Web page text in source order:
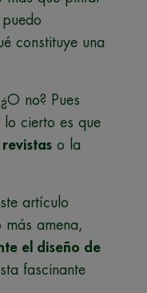
constituye una
no? Pues
cierto es que
o la
artículo
más amena,
el diseño de
fascinante